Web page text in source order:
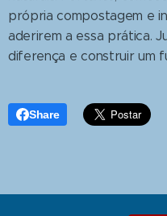
própria compostagem e
aderirem a essa prática.
diferença e construir um
Share